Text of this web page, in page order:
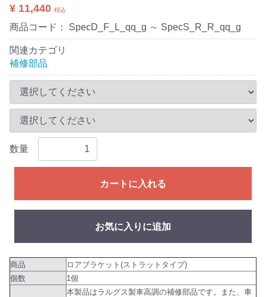
¥ 11,440 税込
商品コード： SpecD_F_L_qq_g ～ SpecS_R_R_qq_g
関連カテゴリ
補修部品
数量
カートに入れる
お気に入りに追加
商品
ロアブラケット(ストラットタイプ)
個数
1個
本製品はラルグス製車高調の補修部品です。また、車